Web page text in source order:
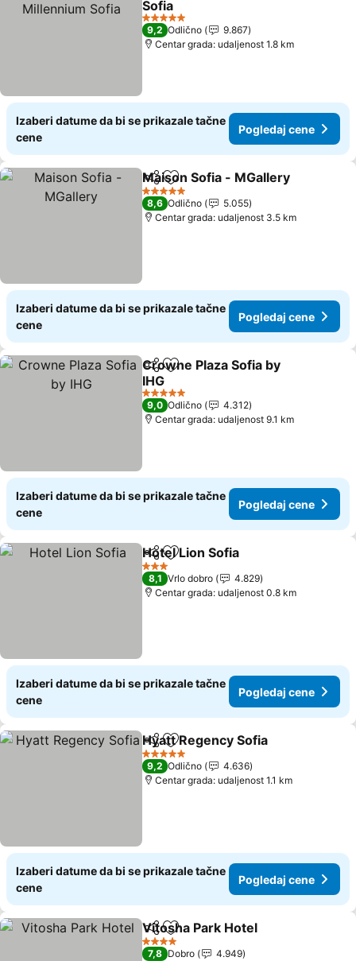
Sofia
Pogledaj cene
5 Zvezdice
9,2 Odlično
9.867
Centar grada: udaljenost 1.8 km
Izaberi datume da bi se prikazale tačne
cene
Pogledaj cene
Deli Dodati u favorite
Maison Sofia - MGallery
5 Zvezdice
8,6 Odlično
5.055
Centar grada: udaljenost 3.5 km
Izaberi datume da bi se prikazale tačne
cene
Pogledaj cene
Deli Dodati u favorite
Crowne Plaza Sofia by
IHG
Pogledaj cene
5 Zvezdice
9,0 Odlično
4.312
Centar grada: udaljenost 9.1 km
Izaberi datume da bi se prikazale tačne
cene
Pogledaj cene
Deli Dodati u favorite
Hotel Lion Sofia
3 Zvezdice
8,1 Vrlo dobro
4.829
Centar grada: udaljenost 0.8 km
Izaberi datume da bi se prikazale tačne
cene
Pogledaj cene
Deli Dodati u favorite
Hyatt Regency Sofia
5 Zvezdice
9,2 Odlično
4.636
Centar grada: udaljenost 1.1 km
Izaberi datume da bi se prikazale tačne
cene
Pogledaj cene
Deli Dodati u favorite
Vitosha Park Hotel
4 Zvezdice
7,8 Dobro
4.949